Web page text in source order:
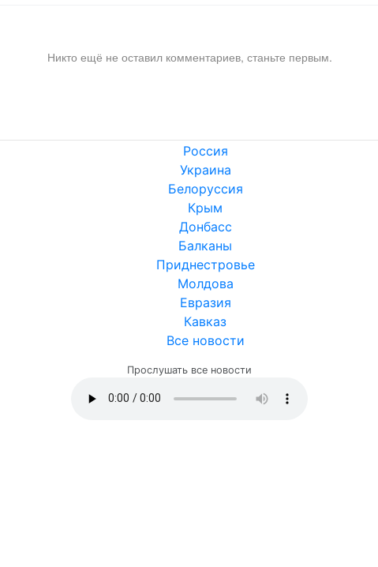
Никто ещё не оставил комментариев, станьте первым.
Россия
Украина
Белоруссия
Крым
Донбасс
Балканы
Приднестровье
Молдова
Евразия
Кавказ
Все новости
Прослушать все новости